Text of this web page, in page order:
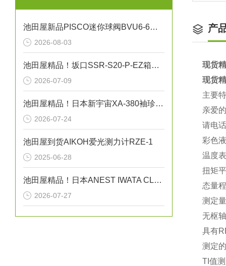
池田屋新品PISCO迷你球阀BVU6-6正式发布
2026-08-03
池田屋精品！坂口SSR-S20-P-EZ箱式温度控制器技术参数
2026-07-09
池田屋精品！日本新宇宙XA-380袖珍型可燃气体探测器
2026-07-24
池田屋到货AIKOH爱光测力计RZE-1
2025-06-28
池田屋精品！日本ANEST IWATA CLBS55E-30增压压缩机
2026-07-27
产
现货
现货
主要
亲爱
请电
彩色
温度
扭矩
态量
测定
无枢
具有
测定
TI值